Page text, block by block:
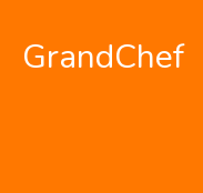
GrandChef